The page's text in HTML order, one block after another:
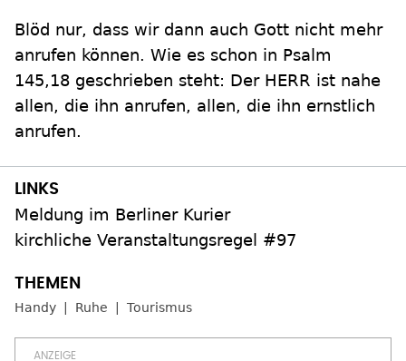
Blöd nur, dass wir dann auch Gott nicht mehr
anrufen können. Wie es schon in Psalm
145,18 geschrieben steht: Der HERR ist nahe
allen, die ihn anrufen, allen, die ihn ernstlich
anrufen.
Meldung im Berliner Kurier
kirchliche Veranstaltungsregel #97
Handy Ruhe Tourismus